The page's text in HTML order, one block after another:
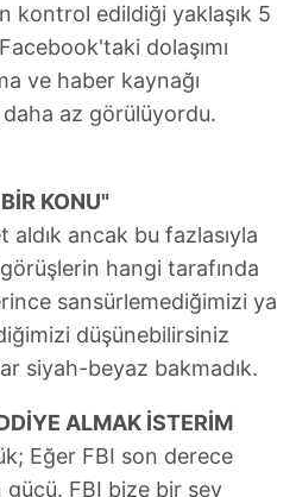
kontrol edildiği yaklaşık 5
dolaşımı
ve haber kaynağı
daha az görülüyordu.
KONU"
ancak bu fazlasıyla
hangi tarafında
sansürlemediğimizi ya
düşünebilirsiniz
siyah-beyaz bakmadık.
ALMAK İSTERİM
Eğer FBI son derece
FBI bize bir şey